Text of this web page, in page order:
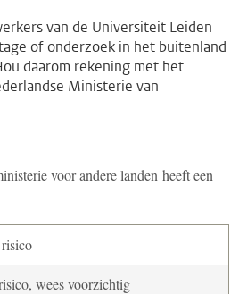
van de Universiteit Leiden
of onderzoek in het buitenland
daarom rekening met het
Ministerie van
voor andere landen heeft een
wees voorzichtig